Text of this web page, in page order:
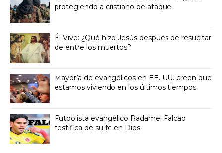
protegiendo a cristiano de ataque
Él Vive: ¿Qué hizo Jesús después de resucitar
de entre los muertos?
Mayoría de evangélicos en EE. UU. creen que
estamos viviendo en los últimos tiempos
Futbolista evangélico Radamel Falcao
testifica de su fe en Dios